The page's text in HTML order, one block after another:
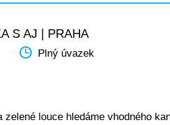
S AJ | PRAHA
Plný úvazek
zelené louce hledáme vhodného